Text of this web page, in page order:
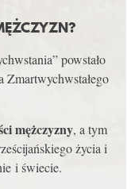
powstało
mężczyzny, a tym
życia i
i świecie.